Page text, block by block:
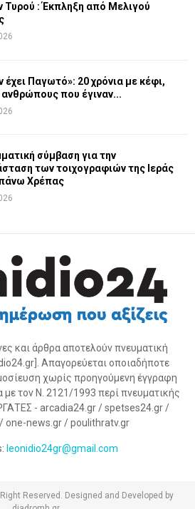
Τυρού : Έκπληξη από Μελιγού
έχει Παγωτό»: 20 χρόνια με κέφι,
ανθρώπους που έγιναν...
σύμβαση για την
των τοιχογραφιών της Ιεράς
Χρέπας
και άρθρα αποτελούν πνευματική
Απαγορεύεται οποιαδήποτε
χωρίς προηγούμενη έγγραφη
τον Ν. 2121/1993 περί πνευματικής
- arcadia24.gr / spetses24.gr /
one-news.gr / poulithratv.gr
leonidio24gr@gmail.com
Reserved. Designed and Developed by